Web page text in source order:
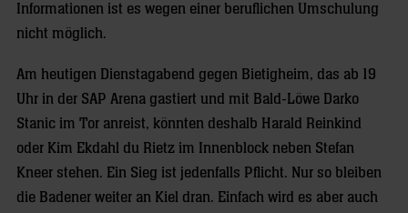
Informationen ist es wegen einer beruflichen Umschulung
nicht möglich.
Am heutigen Dienstagabend gegen Bietigheim, das ab 19
Uhr in der SAP Arena gastiert und mit Bald-Löwe Darko
Stanic im Tor anreist, könnten deshalb Harald Reinkind
oder Kim Ekdahl du Rietz im Innenblock neben Stefan
Kneer stehen. Ein Sieg ist jedenfalls Pflicht. Nur so bleiben
die Badener weiter an Kiel dran. Einfach wird es aber auch